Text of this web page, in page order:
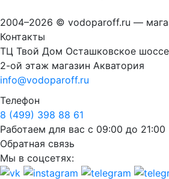
2004–2026 © vodoparoff.ru —
Контакты
ТЦ Твой Дом Осташковское
2-ой этаж магазин Акватория
info@vodoparoff.ru
Телефон
8 (499) 398 88 61
Работаем для вас с 09:00 до 21:00
Обратная связь
Мы в соцсетях: